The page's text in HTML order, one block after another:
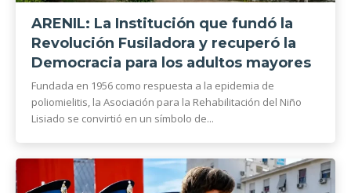
ARENIL: La Institución que fundó la
Revolución Fusiladora y recuperó la
Democracia para los adultos mayores
Fundada en 1956 como respuesta a la epidemia de
poliomielitis, la Asociación para la Rehabilitación del Niño
Lisiado se convirtió en un símbolo de...